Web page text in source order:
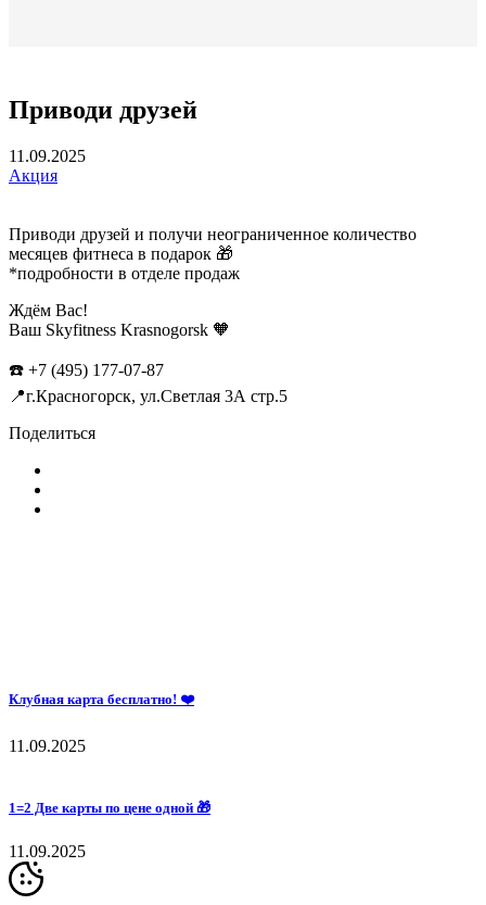
Приводи друзей
11.09.2025
Акция
Приводи друзей и получи неограниченное количество
месяцев фитнеса в подарок 🎁
*подробности в отделе продаж
Ждём Вас!
Ваш Skyfitness Krasnogorsk 🧡
☎️ +7 (495) 177-07-87
📍г.Красногорск, ул.Светлая 3А стр.5
Поделиться
Клубная карта бесплатно! ❤️
11.09.2025
1=2 Две карты по цене одной 🎁
11.09.2025